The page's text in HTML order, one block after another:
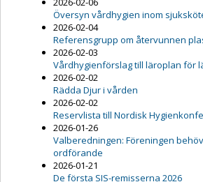
Översyn vårdhygien inom
2026-02-04
Referensgrupp om återvunnen
2026-02-03
Vårdhygienförslag till läroplan för
2026-02-02
Rädda Djur i vården
2026-02-02
Reservlista till Nordisk
2026-01-26
Valberedningen: Föreningen
ordförande
2026-01-21
De första SIS-remisserna 2026